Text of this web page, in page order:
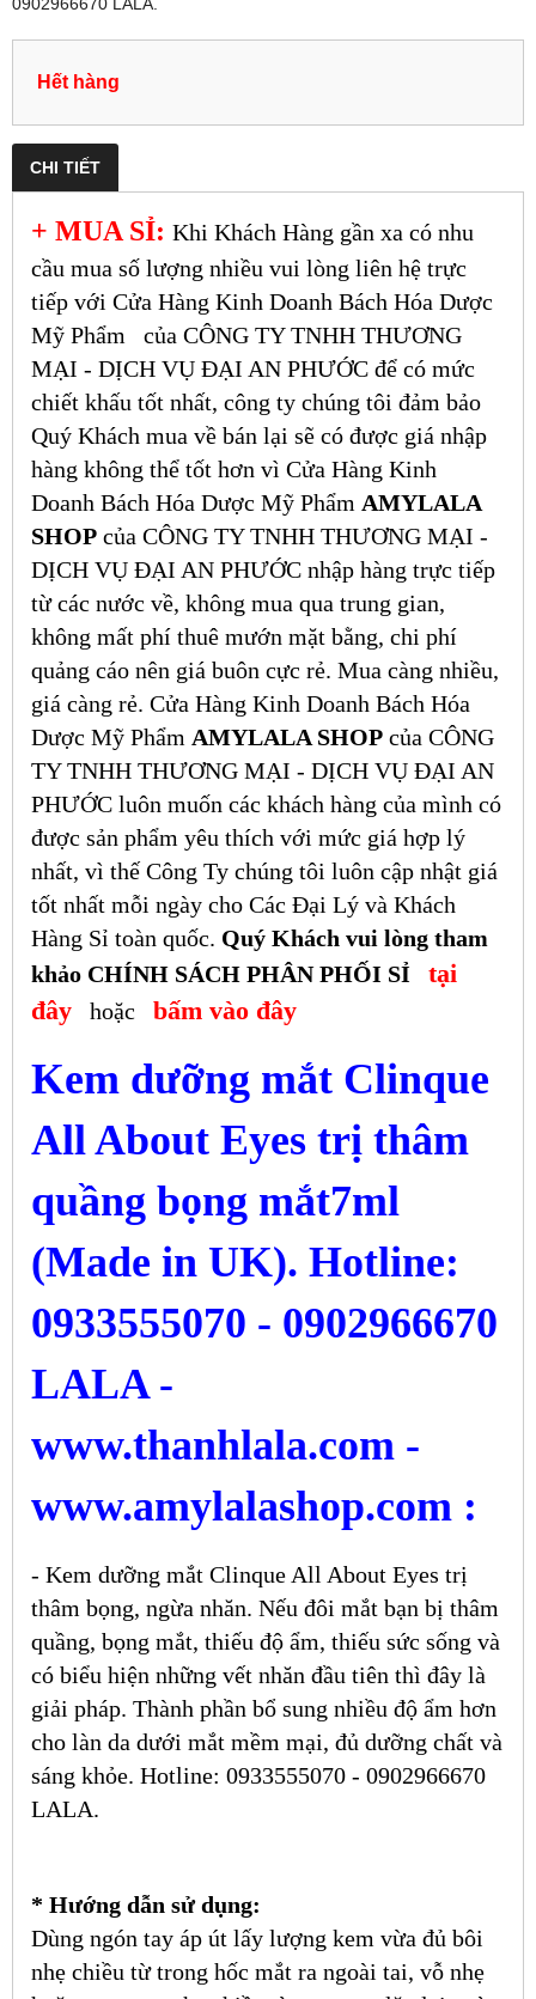
Hết hàng
CHI TIẾT
+ MUA SỈ: Khi Khách Hàng gần xa có nhu
cầu mua số lượng nhiều vui lòng liên hệ trực
tiếp với Cửa Hàng Kinh Doanh Bách Hóa Dược
Mỹ Phẩm
của CÔNG TY TNHH THƯƠNG
MẠI - DỊCH VỤ ĐẠI AN PHƯỚC để có mức
chiết khấu tốt nhất, công ty chúng tôi đảm bảo
Quý Khách mua về bán lại sẽ có được giá nhập
hàng không thể tốt hơn vì Cửa Hàng Kinh
Doanh Bách Hóa Dược Mỹ Phẩm AMYLALA
SHOP của CÔNG TY TNHH THƯƠNG MẠI -
DỊCH VỤ ĐẠI AN PHƯỚC nhập hàng trực tiếp
từ các nước về, không mua qua trung gian,
không mất phí thuê mướn mặt bằng, chi phí
quảng cáo nên giá buôn cực rẻ. Mua càng nhiều,
giá càng rẻ. Cửa Hàng Kinh Doanh Bách Hóa
Dược Mỹ Phẩm AMYLALA SHOP của CÔNG
TY TNHH THƯƠNG MẠI - DỊCH VỤ ĐẠI AN
PHƯỚC luôn muốn các khách hàng của mình có
được sản phẩm yêu thích với mức giá hợp lý
nhất, vì thế Công Ty chúng tôi luôn cập nhật giá
tốt nhất mỗi ngày cho Các Đại Lý và Khách
Hàng Sỉ toàn quốc. Quý Khách vui lòng tham
khảo CHÍNH SÁCH PHÂN PHỐI SỈ
tại
đây
hoặc bấm vào đây
Kem dưỡng mắt Clinque
All About Eyes trị thâm
quầng bọng mắt7ml
(Made in UK). Hotline:
0933555070 - 0902966670
LALA -
www.thanhlala.com -
www.amylalashop.com :
- Kem dưỡng mắt Clinque All About Eyes trị
thâm bọng, ngừa nhăn. Nếu đôi mắt bạn bị thâm
quầng, bọng mắt, thiếu độ ẩm, thiếu sức sống và
có biểu hiện những vết nhăn đầu tiên thì đây là
giải pháp. Thành phần bổ sung nhiều độ ẩm hơn
cho làn da dưới mắt mềm mại, đủ dưỡng chất và
sáng khỏe. Hotline: 0933555070 - 0902966670
LALA.
* Hướng dẫn sử dụng:
Dùng ngón tay áp út lấy lượng kem vừa đủ bôi
nhẹ chiều từ trong hốc mắt ra ngoài tai, vỗ nhẹ